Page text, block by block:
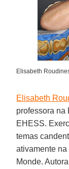
Elisabeth
Elisabeth
professora na
EHESS.
temas
ativamente
Monde.